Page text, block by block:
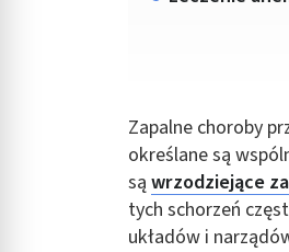
Zapalne choroby
określane są
są wrzodziejące
tych schorzeń
układów i